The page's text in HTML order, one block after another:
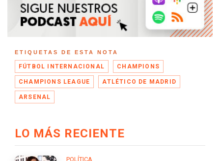
ETIQUETAS DE ESTA NOTA
FÚTBOL INTERNACIONAL CHAMPIONS
CHAMPIONS LEAGUE ATLÉTICO DE MADRID
ARSENAL
LO MÁS RECIENTE
POLÍTICA